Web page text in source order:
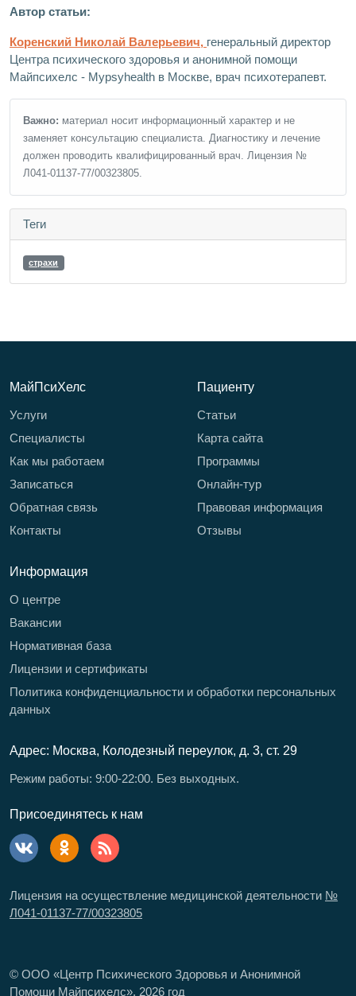
Автор статьи:
Коренский Николай Валерьевич, генеральный директор
Центра психического здоровья и анонимной помощи
Майпсихелс - Mypsyhealth в Москве, врач психотерапевт.
Важно: материал носит информационный характер и не
заменяет консультацию специалиста. Диагностику и лечение
должен проводить квалифицированный врач. Лицензия №
Л041-01137-77/00323805.
Теги
страхи
МайПсиХелс
Услуги
Специалисты
Как мы работаем
Записаться
Обратная связь
Контакты
Пациенту
Статьи
Карта сайта
Программы
Онлайн-тур
Правовая информация
Отзывы
Информация
О центре
Вакансии
Нормативная база
Лицензии и сертификаты
Политика конфиденциальности и обработки персональных
данных
Адрес: Москва, Колодезный переулок, д. 3, ст. 29
Режим работы: 9:00-22:00. Без выходных.
Присоединятесь к нам
Лицензия на осуществление медицинской деятельности №
Л041-01137-77/00323805
© ООО «Центр Психического Здоровья и Анонимной
Помощи Майпсихелс», 2026 год